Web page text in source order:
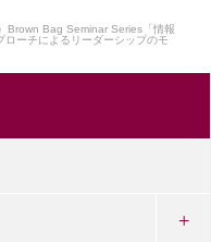
Brown Bag Seminar Series「情報
ーチによるリーダーシップのモ